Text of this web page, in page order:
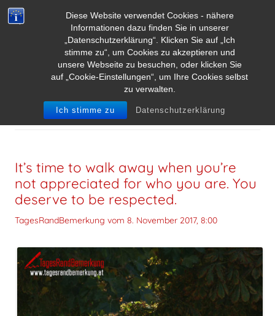
Diese Website verwendet Cookies - nähere
Informationen dazu finden Sie in unserer
„Datenschutzerklärung“. Klicken Sie auf „Ich
stimme zu“, um Cookies zu akzeptieren und
unsere Webseite zu besuchen, oder klicken Sie
auf „Cookie-Einstellungen“, um Ihre Cookies selbst
zu verwalten.
Ich stimme zu Datenschutzerklärung
ARCHIV DER KATEGORIE:RESPEKT
It’s time to walk away when you’re
not appreciated for who you are. You
deserve to be respected.
TagesRandBemerkung vom 8. November 2017, 8:00